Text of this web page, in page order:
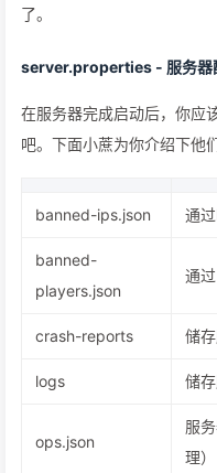
了。
server.properties - 服务器
在服务器完成启动后，你应
吧。下面小蔗为你介绍下他们
banned-ips.json 通
banned-
players.json
通
crash-reports 储
logs 储
ops.json
服
理）